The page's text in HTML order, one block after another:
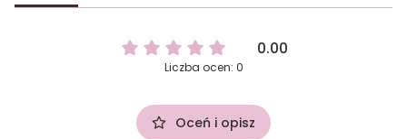
0.00
Liczba ocen: 0
Oceń i opisz